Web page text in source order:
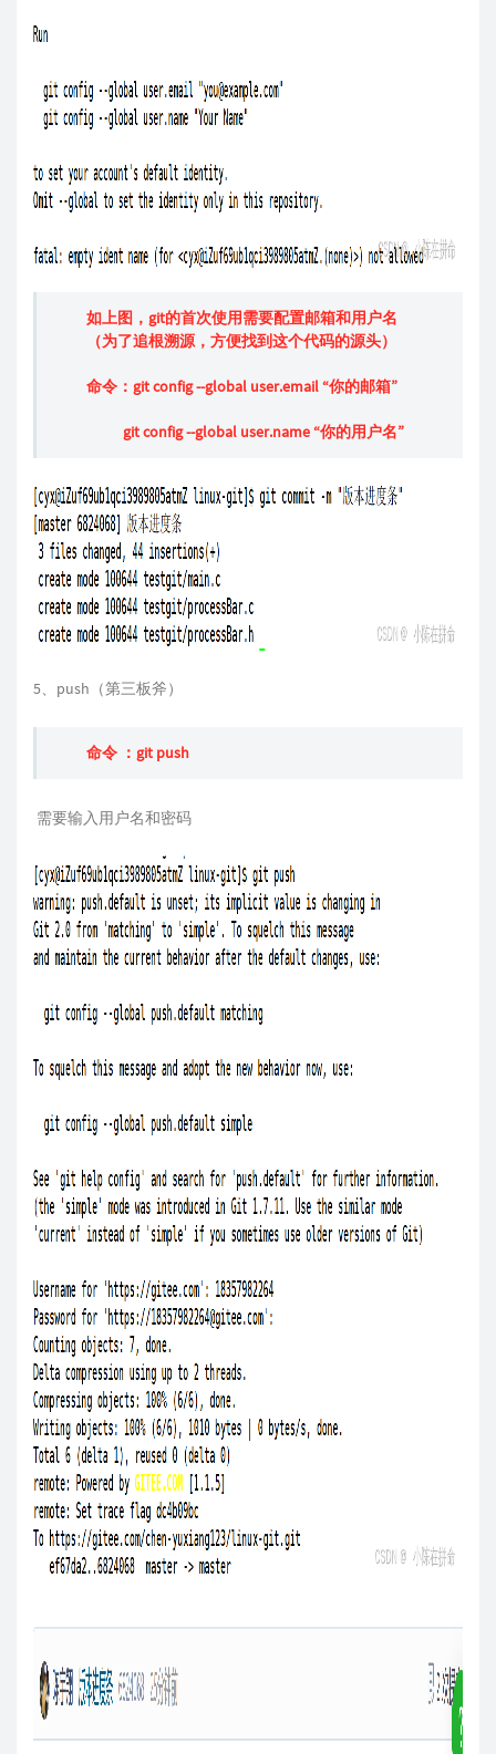
如上图，git的首次使用需要配置邮箱和用户名
（为了追根溯源，方便找到这个代码的源头）
命令：git config --global user.email “你的邮箱”
git config --global user.name “你的用户名”
5、push（第三板斧）
命令 ：git push
需要输入用户名和密码